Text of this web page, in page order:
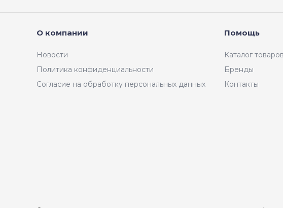
О компании
Новости
Политика конфиденциальности
Согласие на обработку персональных данных
Помощь
Каталог товаров
Бренды
Контакты